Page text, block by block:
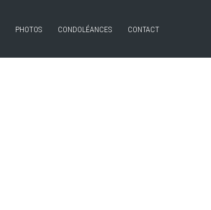
PHOTOS CONDOLÉANCES CONTACT